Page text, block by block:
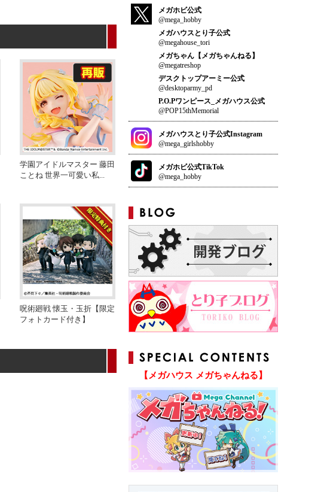
学園アイドルマスター 藤田
ことね 世界一可愛い私...
呪術廻戦 懐玉・玉折【限定
フォトカード付き】
メガホビ公式
@mega_hobby
メガハウスとり子公式
@megahouse_tori
メガちゃん【メガちゃんねる】
@megatreshop
デスクトップアーミー公式
@desktoparmy_pd
P.O.Pワンピース_メガハウス公式
@POP15thMemorial
メガハウスとり子公式Instagram
@mega_girlshobby
メガホビ公式TikTok
@mega_hobby
【メガハウス メガちゃんねる】